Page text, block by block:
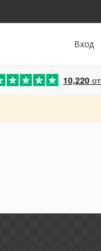
Вход
10,220